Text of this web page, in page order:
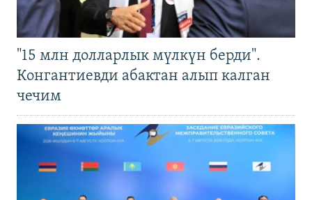
"15 млн долларлык мүлкүн берди".
Конгантиевди абактан алып калган
чечим